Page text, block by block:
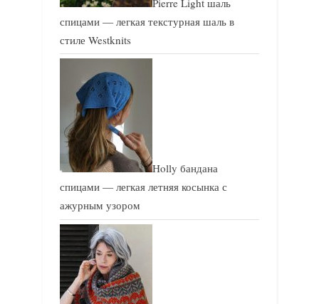
Pierre Light шаль
спицами — легкая текстурная шаль в
стиле Westknits
Holly бандана
спицами — легкая летняя косынка с
ажурным узором